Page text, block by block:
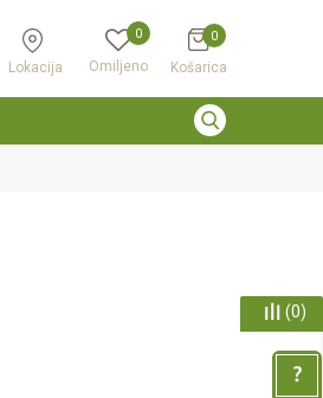
Lokacija Omiljeno
0
Košarica
0
(0)